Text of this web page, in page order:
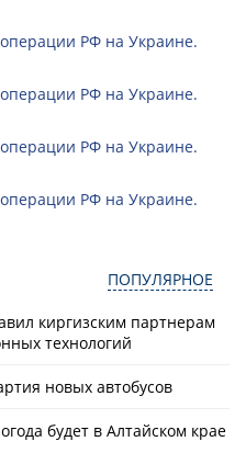
РФ на Украине.
РФ на Украине.
РФ на Украине.
РФ на Украине.
ПОПУЛЯРНОЕ
киргизским партнерам
технологий
новых автобусов
будет в Алтайском крае